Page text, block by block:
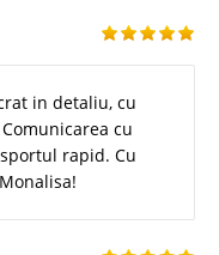
in detaliu, cu
cu
rapid. Cu